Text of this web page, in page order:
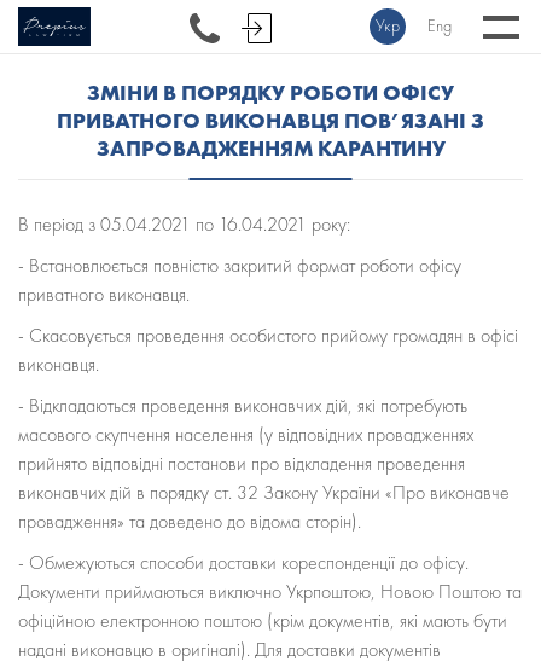
Укр Eng
ЗМІНИ В ПОРЯДКУ РОБОТИ ОФІСУ
ПРИВАТНОГО ВИКОНАВЦЯ ПОВ’ЯЗАНІ З
ЗАПРОВАДЖЕННЯМ КАРАНТИНУ
В період з 05.04.2021 по 16.04.2021 року:
- Встановлюється повністю закритий формат роботи офісу
приватного виконавця.
- Скасовується проведення особистого прийому громадян в офісі
виконавця.
- Відкладаються проведення виконавчих дій, які потребують
масового скупчення населення (у відповідних провадженнях
прийнято відповідні постанови про відкладення проведення
виконавчих дій в порядку ст. 32 Закону України «Про виконавче
провадження» та доведено до відома сторін).
- Обмежуються способи доставки кореспонденції до офісу.
Документи приймаються виключно Укрпоштою, Новою Поштою та
офіційною електронною поштою (крім документів, які мають бути
надані виконавцю в оригіналі). Для доставки документів